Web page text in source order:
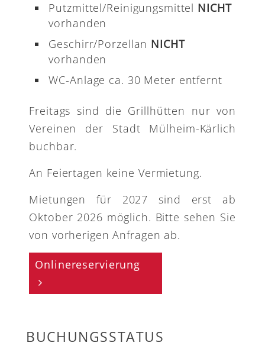
Putzmittel/Reinigungsmittel NICHT
vorhanden
Geschirr/Porzellan NICHT
vorhanden
WC-Anlage ca. 30 Meter entfernt
Freitags sind die Grillhütten nur von
Vereinen der Stadt Mülheim-Kärlich
buchbar.
An Feiertagen keine Vermietung.
Mietungen für 2027 sind erst ab
Oktober 2026 möglich. Bitte sehen Sie
von vorherigen Anfragen ab.
Onlinereservierung
BUCHUNGSSTATUS